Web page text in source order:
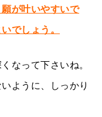
が叶いやすいで
でしょう。
なって下さいね。
ように、しっかり